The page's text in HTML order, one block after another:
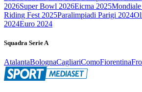
2026Super Bowl 2026Eicma 2025
Riding Fest 2025Paralimpiadi Parigi 2024
2024Euro 2024
Squadra Serie A
AtalantaBolognaCagliariComoFiorentina